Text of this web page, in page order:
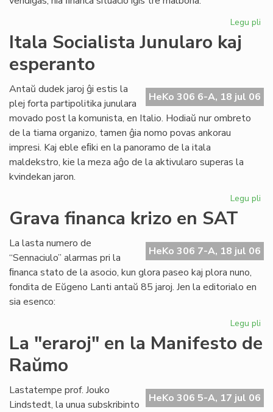
Legu pli
Itala Socialista Junularo kaj
esperanto
HeKo 306 6-A, 18 jul 06
Antaŭ dudek jaroj ĝi estis la
plej forta partipolitika junulara
movado post la komunista, en Italio. Hodiaŭ nur ombreto
de la tiama organizo, tamen ĝia nomo povas ankorau
impresi. Kaj eble eﬁki en la panoramo de la itala
maldekstro, kie la meza aĝo de la aktivularo superas la
kvindekan jaron.
Legu pli
Grava financa krizo en SAT
HeKo 306 7-A, 18 jul 06
La lasta numero de
“Sennaciulo” alarmas pri la
ﬁnanca stato de la asocio, kun glora paseo kaj plora nuno,
fondita de Eŭgeno Lanti antaŭ 85 jaroj. Jen la editorialo en
sia esenco:
Legu pli
La "eraroj" en la Manifesto de
Raŭmo
HeKo 306 5-A, 17 jul 06
Lastatempe prof. Jouko
Lindstedt, la unua subskribinto